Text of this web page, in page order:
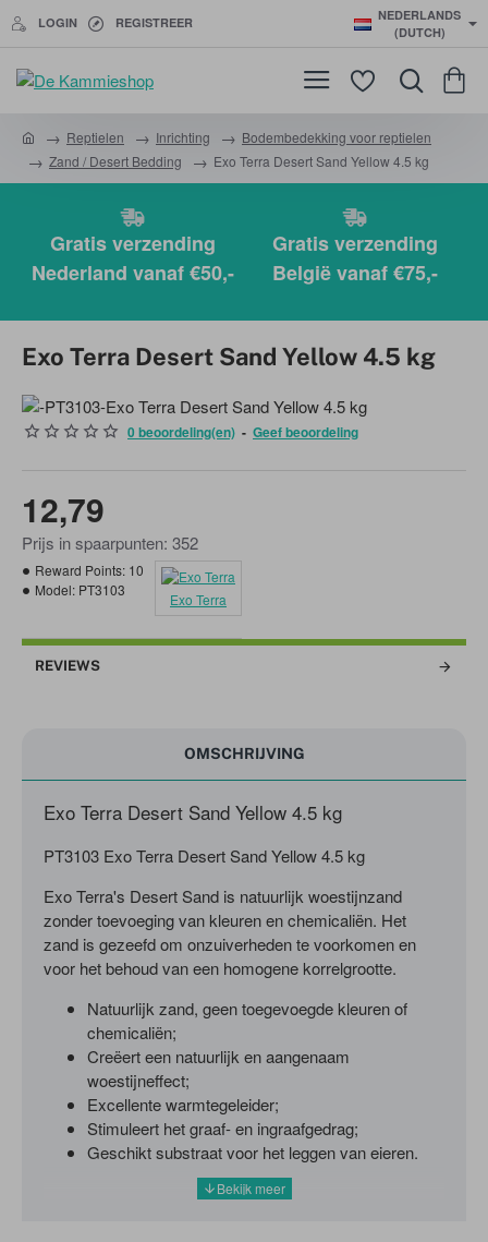
LOGIN REGISTREER
NEDERLANDS
(DUTCH)
Reptielen Inrichting
Bodembedekking voor reptielen
Zand / Desert Bedding
Exo Terra Desert Sand Yellow 4.5 kg
Gratis verzending
Nederland vanaf €50,-
Gratis verzending
België vanaf €75,-
Exo Terra Desert Sand Yellow 4.5 kg
0 beoordeling(en) - Geef beoordeling
12,79
Prijs in spaarpunten: 352
Reward Points: 10
Model: PT3103
Exo Terra
REVIEWS
OMSCHRIJVING
Exo Terra Desert Sand Yellow 4.5 kg
PT3103 Exo Terra Desert Sand Yellow 4.5 kg
Exo Terra's Desert Sand is natuurlijk woestijnzand
zonder toevoeging van kleuren en chemicaliën. Het
zand is gezeefd om onzuiverheden te voorkomen en
voor het behoud van een homogene korrelgrootte.
Natuurlijk zand, geen toegevoegde kleuren of
chemicaliën;
Creëert een natuurlijk en aangenaam
woestijneffect;
Excellente warmtegeleider;
Stimuleert het graaf- en ingraafgedrag;
Geschikt substraat voor het leggen van eieren.